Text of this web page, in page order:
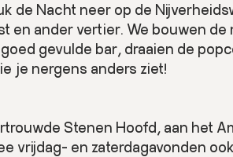
de Nacht neer op de
en ander vertier. We bouwen
gevulde bar, draaien de
je nergens anders ziet!
Stenen Hoofd, aan het
vrijdag- en zaterdagavonden